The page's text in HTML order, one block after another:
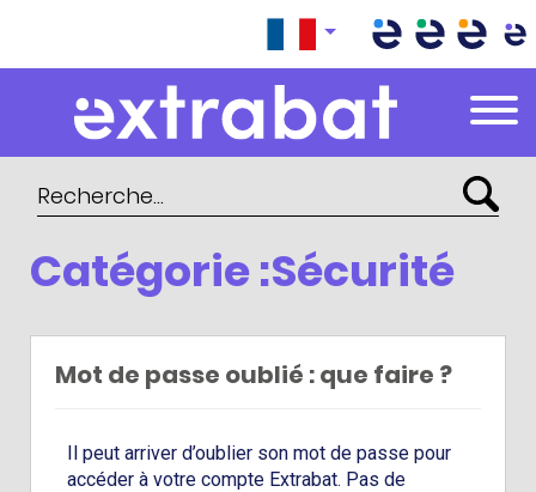
Extrabat – Le Blog
Catégorie :Sécurité
Mot de passe oublié : que faire ?
Il peut arriver d’oublier son mot de passe pour
accéder à votre compte Extrabat. Pas de